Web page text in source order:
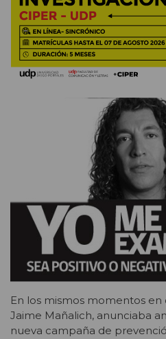
En los mismos momentos
Jaime Mañalich, anunciaba
nueva campaña de